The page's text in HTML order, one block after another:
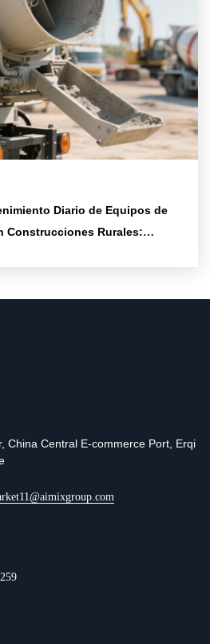
Diario de Equipos de
Construcciones Rurales:
China Central E-commerce Port, Erqi